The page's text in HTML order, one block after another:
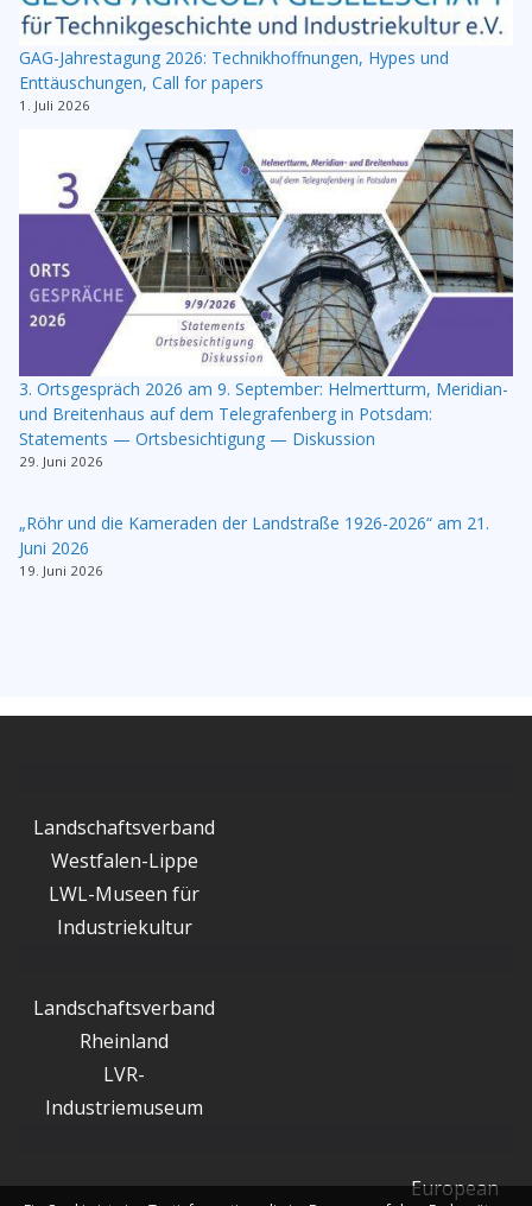
GAG-Jahrestagung 2026: Technikhoffnungen, Hypes und
Enttäuschungen, Call for papers
1. Juli 2026
3. Ortsgespräch 2026 am 9. September: Helmertturm, Meridian-
und Breitenhaus auf dem Telegrafenberg in Potsdam:
Statements — Ortsbesichtigung — Diskussion
29. Juni 2026
„Röhr und die Kameraden der Landstraße 1926-2026“ am 21.
Juni 2026
19. Juni 2026
Landschaftsverband
Westfalen-Lippe
LWL-Museen für
Industriekultur
Landschaftsverband
Rheinland
LVR-
Industriemuseum
European